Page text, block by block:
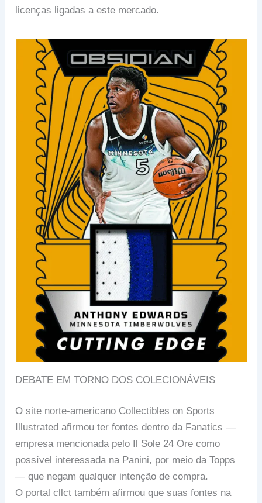
licenças ligadas a este mercado.
DEBATE EM TORNO DOS COLECIONÁVEIS
O site norte-americano Collectibles on Sports
Illustrated afirmou ter fontes dentro da Fanatics —
empresa mencionada pelo Il Sole 24 Ore como
possível interessada na Panini, por meio da Topps
— que negam qualquer intenção de compra.
O portal cllct também afirmou que suas fontes na